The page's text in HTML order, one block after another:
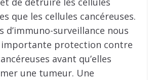
que les cellules cancéreuses.
d’immuno-surveillance nous
importante protection contre
avant qu’elles
une tumeur. Une